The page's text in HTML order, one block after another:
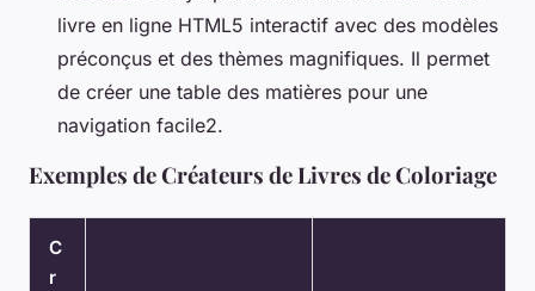
livre en ligne HTML5 interactif avec des modèles
préconçus et des thèmes magnifiques. Il permet
de créer une table des matières pour une
navigation facile2.
Exemples de Créateurs de Livres de Coloriage
C
r